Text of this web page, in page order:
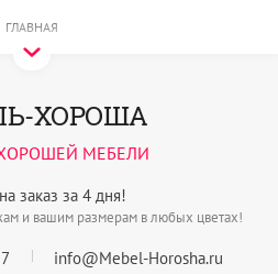
ГЛАВНАЯ
заказ за 4 дня!
и вашим размерам в любых цветах!
ХОРОША
МЕБЕЛИ
info@Mebel-Horosha.ru